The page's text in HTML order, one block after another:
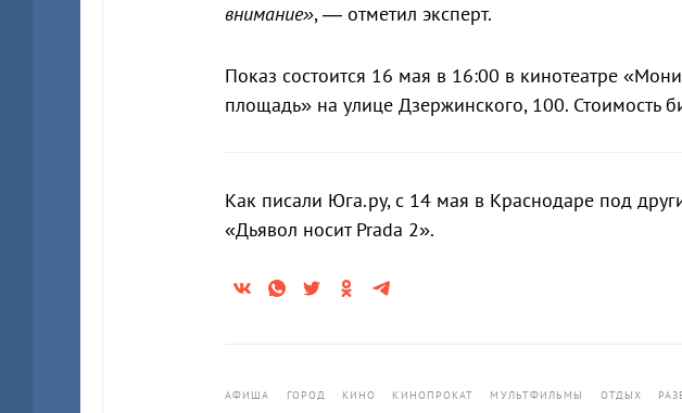
внимание», — отметил эксперт.
Показ состоится 16 мая в 16:00 в кинотеатре
площадь» на улице Дзержинского, 100. Стоимость
Как писали Юга.ру, с 14 мая в Краснодаре под
«Дьявол носит Prada 2».
АФИША ГОРОД КИНО КИНОПРОКАТ МУЛЬТФИЛЬМЫ ОТДЫХ